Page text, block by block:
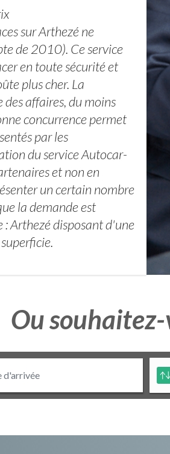
sur Arthezé ne
de 2010). Ce service
en toute sécurité et
plus cher. La
affaires, du moins
concurrence permet
par les
du service Autocar-
et non en
un certain nombre
la demande est
Arthezé disposant d'une
Ou